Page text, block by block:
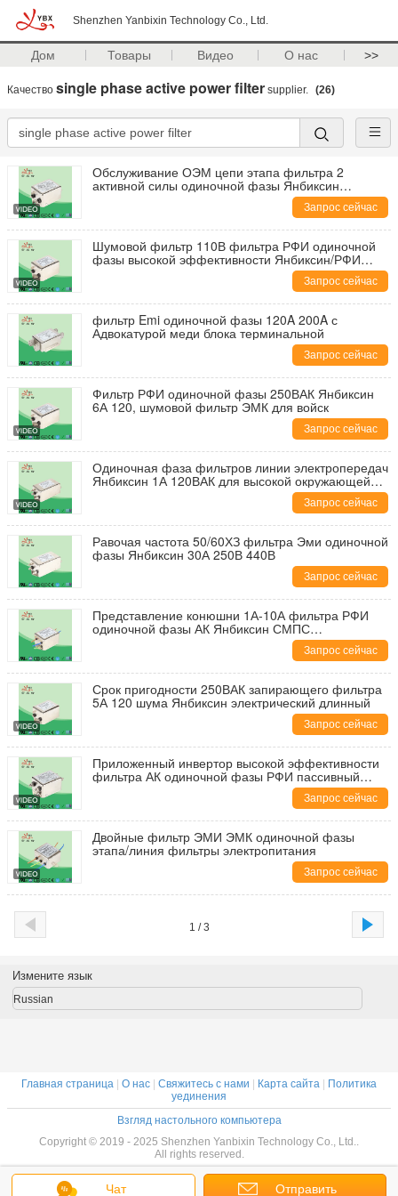
Shenzhen Yanbixin Technology Co., Ltd.
Дом Товары Видео О нас >>
Качество single phase active power filter supplier. (26)
Обслуживание ОЭМ цепи этапа фильтра 2
активной силы одиночной фазы Янбиксин
Запрос сейчас
Шумовой фильтр 110В фильтра РФИ одиночной
фазы высокой эффективности Янбиксин/РФИ
Запрос сейчас
фильтр Emi одиночной фазы 120A 200A с
Адвокатурой меди блока терминальной
Запрос сейчас
Фильтр РФИ одиночной фазы 250ВАК Янбиксин
6А 120, шумовой фильтр ЭМК для войск
Запрос сейчас
Одиночная фаза фильтров линии электропередач
Янбиксин 1А 120ВАК для высокой окружающей
Запрос сейчас
Равочая частота 50/60ХЗ фильтра Эми одиночной
фазы Янбиксин 30А 250В 440В
Запрос сейчас
Представление конюшни 1А-10А фильтра РФИ
одиночной фазы АК Янбиксин СМПС
расклассифицированное настоящееЗапрос сейчас
Срок пригодности 250ВАК запирающего фильтра
5А 120 шума Янбиксин электрический длинный
Запрос сейчас
Приложенный инвертор высокой эффективности
фильтра АК одиночной фазы РФИ пассивный
Запрос сейчас
Двойные фильтр ЭМИ ЭМК одиночной фазы
этапа/линия фильтры электропитания
Запрос сейчас
1 / 3
Чат Отправить
Измените язык
Russian
Главная страница О нас Свяжитесь с нами Карта сайта
Политика
уединения
Взгляд настольного компьютера
Copyright © 2019 - 2025 Shenzhen Yanbixin Technology Co., Ltd..
All rights reserved.